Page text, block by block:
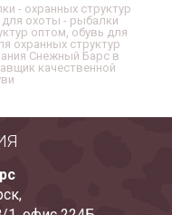
- охранных структур
охоты - рыбалки
оптом, обувь для
охранных структур
Снежный Барс в
качественной
,